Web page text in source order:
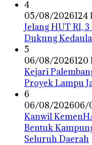
4
05/08/2026124
Jelang HUT RI,
Dukung
5
06/08/2026120
Kejari
Proyek Lampu
6
06/08/202606/
Kanwil
Bentuk
Seluruh Daerah